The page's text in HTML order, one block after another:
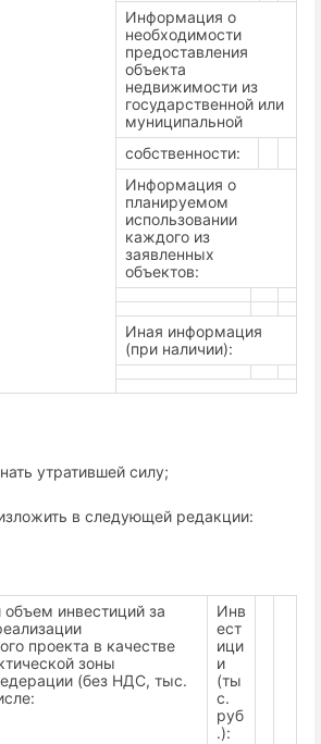
Информация о
необходимости
предоставления
объекта
недвижимости из
государственной или
муниципальной
собственности:
Информация о
планируемом
использовании
каждого из
заявленных
объектов:
Иная информация
(при наличии):
утратившей силу;
в следующей редакции:
инвестиций за
проекта в качестве
зоны
(без НДС, тыс.
Инв
ест
ици
и
(ты
с.
руб
.):